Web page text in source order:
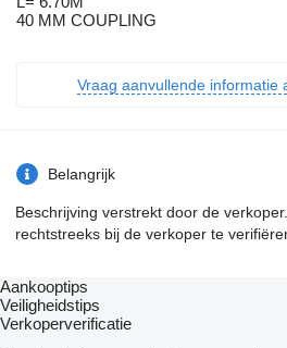
40 MM COUPLING
Vraag aanvullende informatie
Belangrijk
Beschrijving verstrekt door de
rechtstreeks bij de verkoper te
Aankooptips
Veiligheidstips
Verkoperverificatie